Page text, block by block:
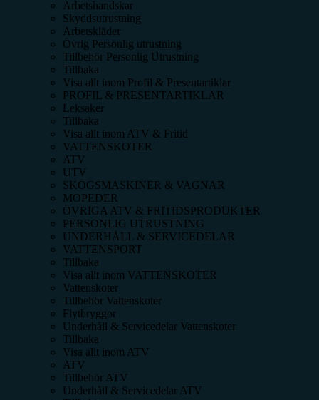
Arbetshandskar
Skyddsutrustning
Arbetskläder
Övrig Personlig utrustning
Tillbehör Personlig Utrustning
Tillbaka
Visa allt inom Profil & Presentartiklar
PROFIL & PRESENTARTIKLAR
Leksaker
Tillbaka
Visa allt inom ATV & Fritid
VATTENSKOTER
ATV
UTV
SKOGSMASKINER & VAGNAR
MOPEDER
ÖVRIGA ATV & FRITIDSPRODUKTER
PERSONLIG UTRUSTNING
UNDERHÅLL & SERVICEDELAR
VATTENSPORT
Tillbaka
Visa allt inom VATTENSKOTER
Vattenskoter
Tillbehör Vattenskoter
Flytbryggor
Underhåll & Servicedelar Vattenskoter
Tillbaka
Visa allt inom ATV
ATV
Tillbehör ATV
Underhåll & Servicedelar ATV